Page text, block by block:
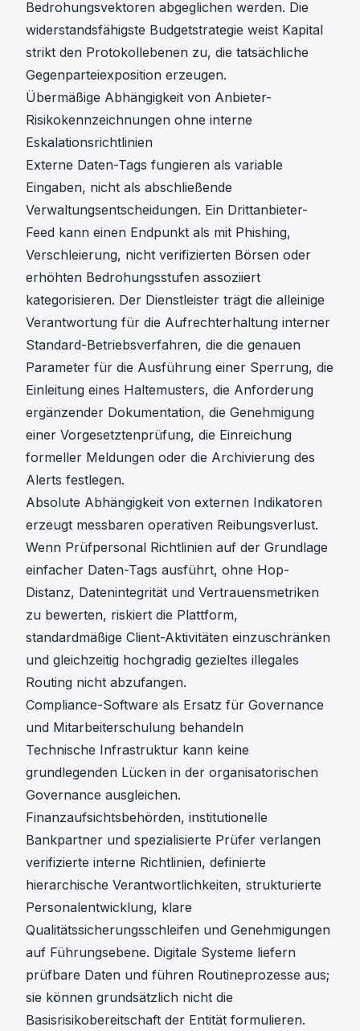
Bedrohungsvektoren abgeglichen werden. Die
widerstandsfähigste Budgetstrategie weist Kapital
strikt den Protokollebenen zu, die tatsächliche
Gegenparteiexposition erzeugen.
Übermäßige Abhängigkeit von Anbieter-
Risikokennzeichnungen ohne interne
Eskalationsrichtlinien
Externe Daten-Tags fungieren als variable
Eingaben, nicht als abschließende
Verwaltungsentscheidungen. Ein Drittanbieter-
Feed kann einen Endpunkt als mit Phishing,
Verschleierung, nicht verifizierten Börsen oder
erhöhten Bedrohungsstufen assoziiert
kategorisieren. Der Dienstleister trägt die alleinige
Verantwortung für die Aufrechterhaltung interner
Standard-Betriebsverfahren, die die genauen
Parameter für die Ausführung einer Sperrung, die
Einleitung eines Haltemusters, die Anforderung
ergänzender Dokumentation, die Genehmigung
einer Vorgesetztenprüfung, die Einreichung
formeller Meldungen oder die Archivierung des
Alerts festlegen.
Absolute Abhängigkeit von externen Indikatoren
erzeugt messbaren operativen Reibungsverlust.
Wenn Prüfpersonal Richtlinien auf der Grundlage
einfacher Daten-Tags ausführt, ohne Hop-
Distanz, Datenintegrität und Vertrauensmetriken
zu bewerten, riskiert die Plattform,
standardmäßige Client-Aktivitäten einzuschränken
und gleichzeitig hochgradig gezieltes illegales
Routing nicht abzufangen.
Compliance-Software als Ersatz für Governance
und Mitarbeiterschulung behandeln
Technische Infrastruktur kann keine
grundlegenden Lücken in der organisatorischen
Governance ausgleichen.
Finanzaufsichtsbehörden, institutionelle
Bankpartner und spezialisierte Prüfer verlangen
verifizierte interne Richtlinien, definierte
hierarchische Verantwortlichkeiten, strukturierte
Personalentwicklung, klare
Qualitätssicherungsschleifen und Genehmigungen
auf Führungsebene. Digitale Systeme liefern
prüfbare Daten und führen Routineprozesse aus;
sie können grundsätzlich nicht die
Basisrisikobereitschaft der Entität formulieren.